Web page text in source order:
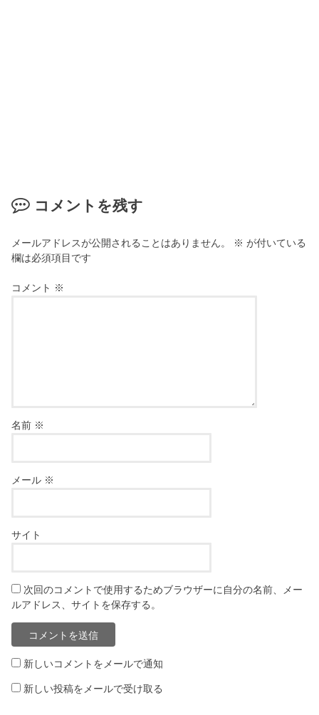
コメントを残す
メールアドレスが公開されることはありません。 ※ が付いている
欄は必須項目です
コメント ※
名前 ※
メール ※
サイト
次回のコメントで使用するためブラウザーに自分の名前、メー
ルアドレス、サイトを保存する。
新しいコメントをメールで通知
新しい投稿をメールで受け取る